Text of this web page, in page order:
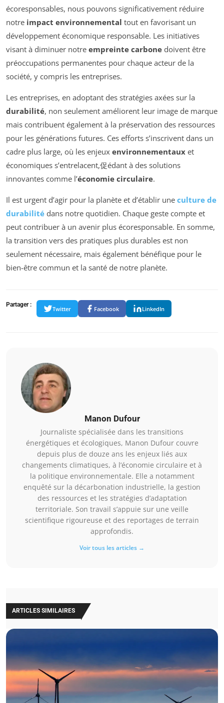
écoresponsables, nous pouvons significativement réduire
notre impact environnemental tout en favorisant un
développement économique responsable. Les initiatives
visant à diminuer notre empreinte carbone doivent être
préoccupations permanentes pour chaque acteur de la
société, y compris les entreprises.
Les entreprises, en adoptant des stratégies axées sur la
durabilité, non seulement améliorent leur image de marque
mais contribuent également à la préservation des ressources
pour les générations futures. Ces efforts s’inscrivent dans un
cadre plus large, où les enjeux environnementaux et
économiques s’entrelacent,促édant à des solutions
innovantes comme l’économie circulaire.
Il est urgent d’agir pour la planète et d’établir une culture de
durabilité dans notre quotidien. Chaque geste compte et
peut contribuer à un avenir plus écoresponsable. En somme,
la transition vers des pratiques plus durables est non
seulement nécessaire, mais également bénéfique pour le
bien-être commun et la santé de notre planète.
Partager :
Twitter Facebook LinkedIn
Manon Dufour
Journaliste spécialisée dans les transitions
énergétiques et écologiques, Manon Dufour couvre
depuis plus de douze ans les enjeux liés aux
changements climatiques, à l’économie circulaire et à
la politique environnementale. Elle a notamment
enquêté sur la décarbonation industrielle, la gestion
des ressources et les stratégies d’adaptation
territoriale. Son travail s’appuie sur une veille
scientifique rigoureuse et des reportages de terrain
approfondis.
Voir tous les articles →
ARTICLES SIMILAIRES